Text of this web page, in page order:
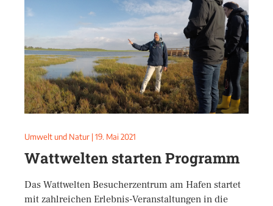
Umwelt und Natur | 19. Mai 2021
Wattwelten starten Programm
Das Wattwelten Besucherzentrum am Hafen startet
mit zahlreichen Erlebnis-Veranstaltungen in die